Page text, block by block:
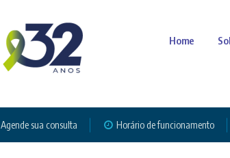
Home
Agende sua consulta Horário de funcionamento